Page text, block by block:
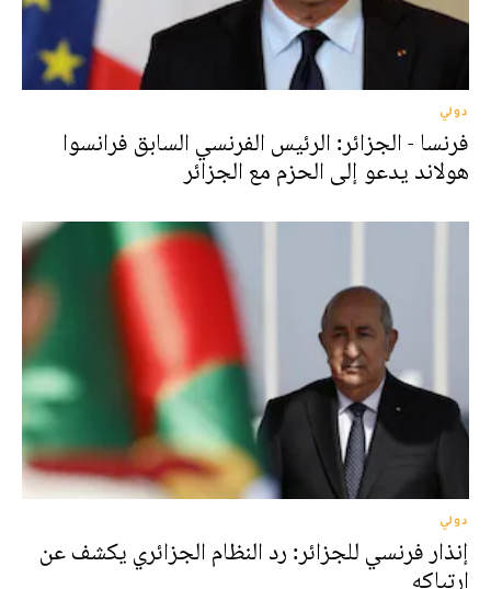
دولي
فرنسا - الجزائر: الرئيس الفرنسي السابق فرانسوا
هولاند يدعو إلى الحزم مع الجزائر
دولي
إنذار فرنسي للجزائر: رد النظام الجزائري يكشف عن
ارتباكه